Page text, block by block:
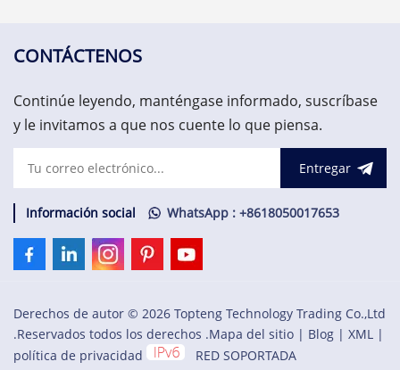
organizados como tres
CONTÁCTENOS
Continúe leyendo, manténgase informado, suscríbase
y le invitamos a que nos cuente lo que piensa.
Entregar
Información social WhatsApp : +8618050017653
Derechos de autor © 2026 Topteng Technology Trading Co.,Ltd
.Reservados todos los derechos .Mapa del sitio | Blog | XML |
política de privacidad
RED SOPORTADA